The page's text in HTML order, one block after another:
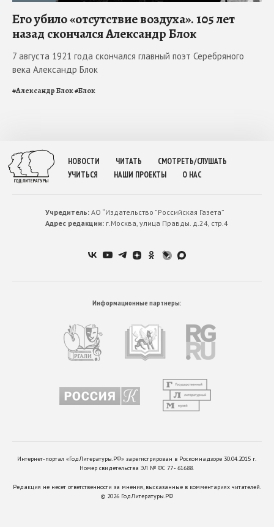
Его убило «отсутствие воздуха». 105 лет
назад скончался Александр Блок
7 августа 1921 года скончался главный поэт Серебряного
века Александр Блок
#Александр Блок#Блок
НОВОСТИ ЧИТАТЬ
СМОТРЕТЬ/СЛУШАТЬ
УЧИТЬСЯ
НАШИ ПРОЕКТЫ О НАС
Учредитель: АО “Издательство ”Российская Газета”
Адрес редакции: г.Москва, улица Правды. д.24, стр.4
Информационные партнеры:
Интернет-портал «ГодЛитературы.РФ» зарегистрирован в Роскомнадзоре 30.04.2015 г.
Номер свидетельства ЭЛ № ФС 77 - 61688.
Редакция не несет ответственности за мнения, высказанные в комментариях читателей.
© 2026 ГодЛитературы.РФ